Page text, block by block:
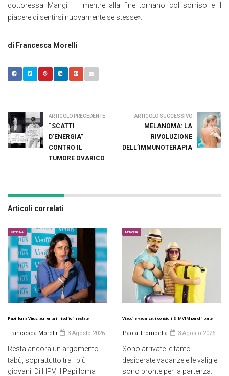
dottoressa Mangili – mentre alla fine tornano col sorriso e il
piacere di sentirsi nuovamente se stesse».
di Francesca Morelli
ARTICOLO PRECEDENTE
“SCATTI
D’ENERGIA”
CONTRO IL
TUMORE OVARICO
ARTICOLO SUCCESSIVO
MELANOMA: LA
RIVOLUZIONE
DELL’IMMUNOTERAPIA
Articoli correlati
MEDICINA
Papilloma Virus: aumenta il rischio in estate
Francesca Morelli 3 Agosto 2026
Resta ancora un argomento
tabù, soprattutto tra i più
giovani. Di HPV, il Papilloma
MEDICINA
Viaggi e vacanze: i consigli SIMVIM per chi parte
Paola Trombetta 3 Agosto 2026
Sono arrivate le tanto
desiderate vacanze e le valigie
sono pronte per la partenza.